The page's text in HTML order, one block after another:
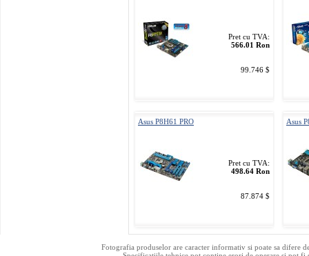
Pret cu TVA:
566.01 Ron
99.746 $
Asus P8H61 PRO
Pret cu TVA:
498.64 Ron
87.874 $
Asus
Fotografia produselor are caracter informativ si poate sa difere